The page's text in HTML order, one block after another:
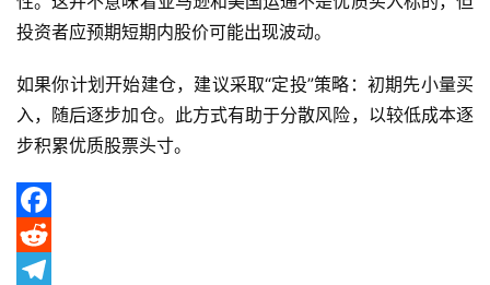
美
股
户
指
南
美
股
投
投资者应预期短期内股价可能出现波动。
如果你计划开始建仓，建议采取“定投”策略：初期先小量买
入，随后逐步加仓。此方式有助于分散风险，以较低成本逐
步积累优质股票头寸。
F
aR